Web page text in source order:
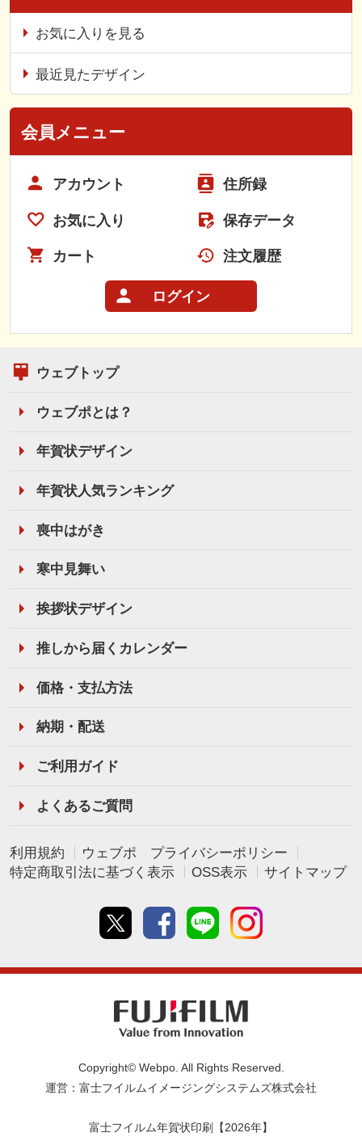
お気に入りを見る
最近見たデザイン
会員メニュー
アカウント 住所録
お気に入り 保存データ
カート 注文履歴
ログイン
ウェブトップ
ウェブポとは？
年賀状デザイン
年賀状人気ランキング
喪中はがき
寒中見舞い
挨拶状デザイン
推しから届くカレンダー
価格・支払方法
納期・配送
ご利用ガイド
よくあるご質問
利用規約
ウェブポ プライバシーポリシー
特定商取引法に基づく表示
OSS表示 サイトマップ
Twitter Facebookline
Copyright© Webpo. All Rights Reserved.
運営：富士フイルムイメージングシステムズ株式会社
富士フイルム年賀状印刷【2026年】